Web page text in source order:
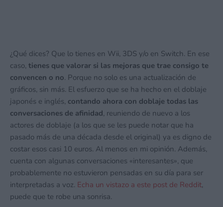
¿Qué dices? Que lo tienes en Wii, 3DS y/o en Switch. En ese
caso, tienes que valorar si las mejoras que trae consigo te
convencen o no. Porque no solo es una actualización de
gráficos, sin más. El esfuerzo que se ha hecho en el doblaje
japonés e inglés, contando ahora con doblaje todas las
conversaciones de afinidad, reuniendo de nuevo a los
actores de doblaje (a los que se les puede notar que ha
pasado más de una década desde el original) ya es digno de
costar esos casi 10 euros. Al menos en mi opinión. Además,
cuenta con algunas conversaciones «interesantes», que
probablemente no estuvieron pensadas en su día para ser
interpretadas a voz. Echa un vistazo a este post de Reddit,
puede que te robe una sonrisa.